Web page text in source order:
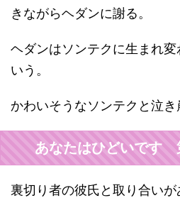
きながらヘダンに謝る。
ヘダンはソンテクに生まれ
いう。
かわいそうなソンテクと泣き
あなたはひどいです
裏切り者の彼氏と取り合い